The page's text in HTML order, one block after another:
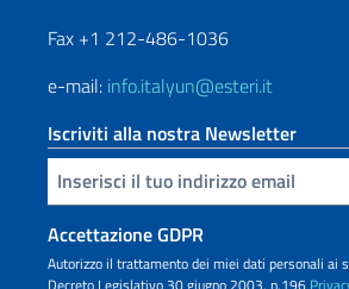
Fax +1 212-486-1036
e-mail: info.italyun@esteri.it
Iscriviti alla nostra Newsletter
Inserisci la tua email
Accettazione GDPR
Autorizzo il trattamento dei miei dati personali ai
Decreto Legislativo 30 giugno 2003, n.196